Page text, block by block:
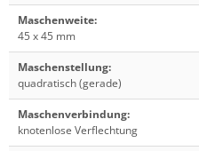
Maschenweite:
45 x 45 mm
Maschenstellung:
quadratisch (gerade)
Maschenverbindung:
knotenlose Verflechtung